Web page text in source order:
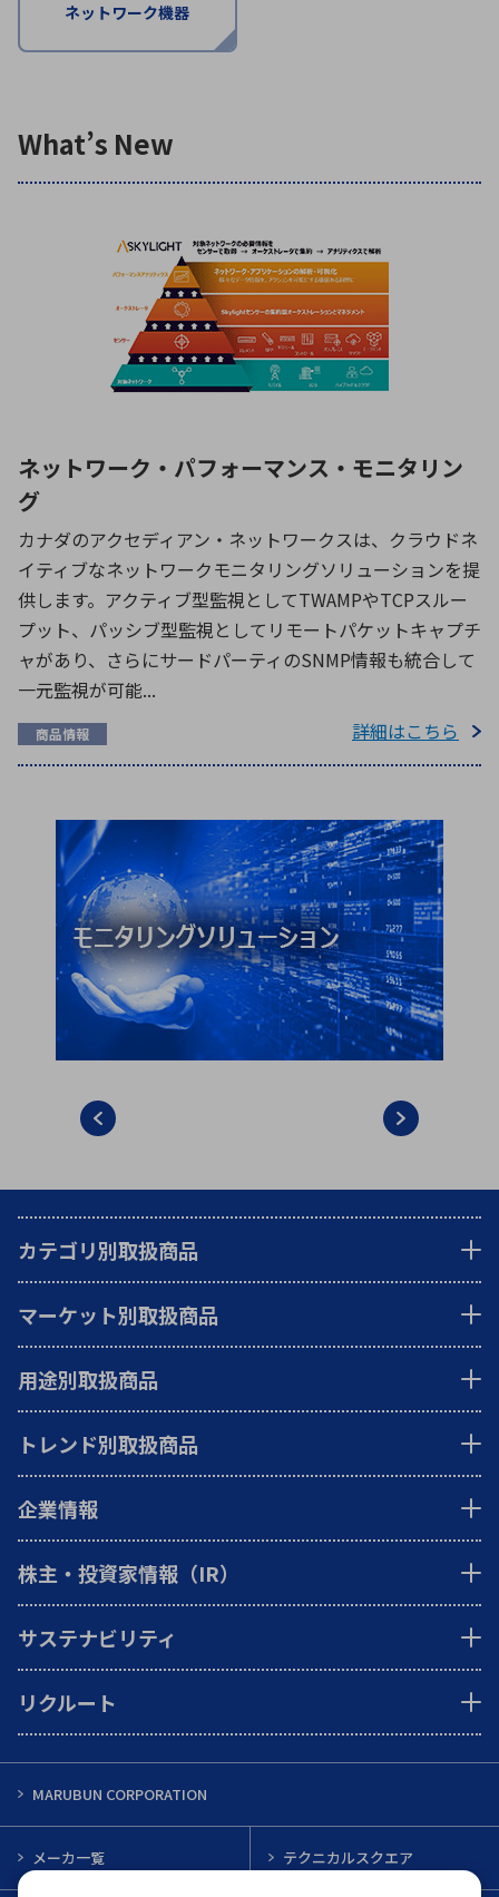
ネットワーク機器
What’s New
ネットワーク・パフォーマンス・モニタリン
グ
カナダのアクセディアン・ネットワークスは、クラウドネ
イティブなネットワークモニタリングソリューションを提
供します。アクティブ型監視としてTWAMPやTCPスルー
プット、パッシブ型監視としてリモートパケットキャプチ
ャがあり、さらにサードパーティのSNMP情報も統合して
一元監視が可能...
商品情報 詳細はこちら
カテゴリ別取扱商品
マーケット別取扱商品
用途別取扱商品
トレンド別取扱商品
企業情報
株主・投資家情報（IR）
サステナビリティ
リクルート
MARUBUN CORPORATION
メーカ一覧 テクニカルスクエア